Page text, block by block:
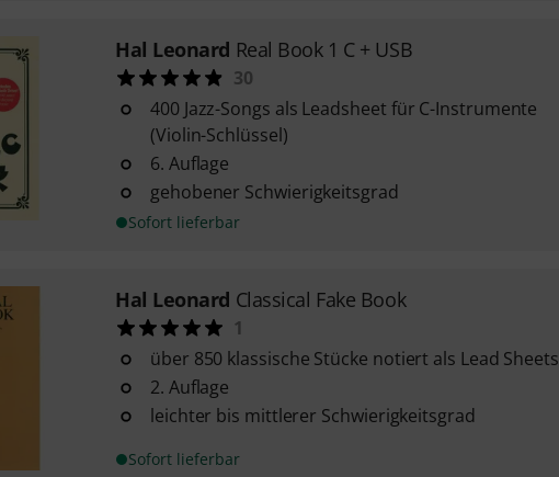
Hal Leonard Real Book 1 C + USB
30
400 Jazz-Songs als Leadsheet für C-Instrumente
(Violin-Schlüssel)
6. Auflage
gehobener Schwierigkeitsgrad
Sofort lieferbar
Hal Leonard Classical Fake Book
1
über 850 klassische Stücke notiert als Lead Sheets
2. Auflage
leichter bis mittlerer Schwierigkeitsgrad
Sofort lieferbar